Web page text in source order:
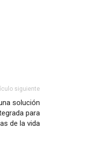
siguiente
solución
para
de la vida